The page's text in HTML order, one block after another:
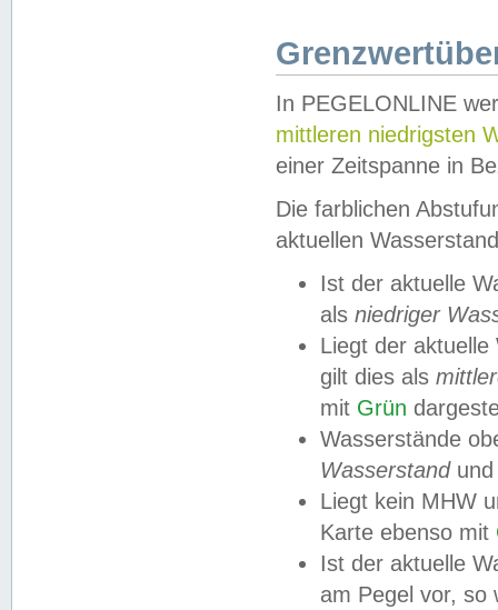
In PEGELONLINE
mittleren niedrigsten
einer Zeitspanne in
Die farblichen
aktuellen
Ist der aktuelle
als niedriger
Liegt der
gilt dies als
mit Grün
Wasserstände
Wasserstandund
Liegt kein MHW
Karte ebenso mit
Ist der aktuelle
am Pegel vor,